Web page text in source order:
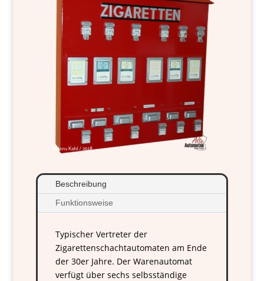
Beschreibung
Funktionsweise
Typischer Vertreter der
Zigarettenschachtautomaten am Ende
der 30er Jahre. Der Warenautomat
verfügt über sechs selbsständige